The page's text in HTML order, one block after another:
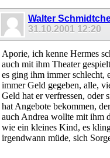
Walter
31.10.2001 12:20
Aporie, ich kenne Hermes
auch mit ihm Theater
es ging ihm immer schlecht,
immer Geld gegeben, alle,
Geld hat er verfressen, oder
hat Angebote bekommen,
auch Andrea wollte mit ihm
wie ein kleines Kind, es
irgendwann müde, sich